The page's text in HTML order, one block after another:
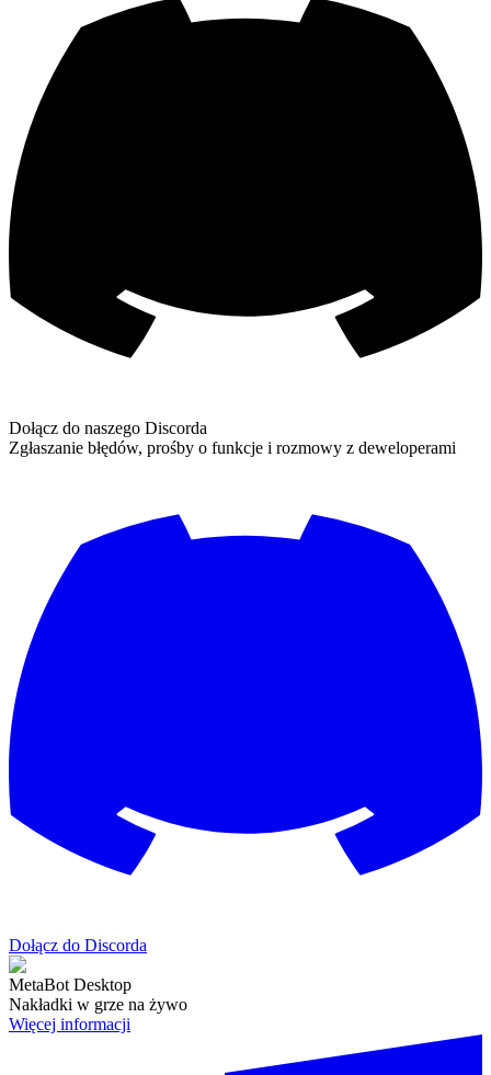
Dołącz do naszego Discorda
Zgłaszanie błędów, prośby o funkcje i rozmowy z deweloperami
Dołącz do Discorda
MetaBot Desktop
Nakładki w grze na żywo
Więcej informacji